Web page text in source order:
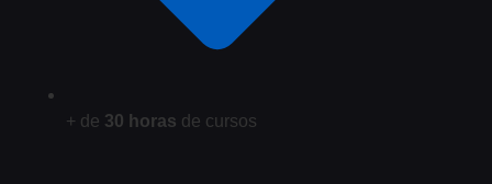
+ de 30 horas de cursos